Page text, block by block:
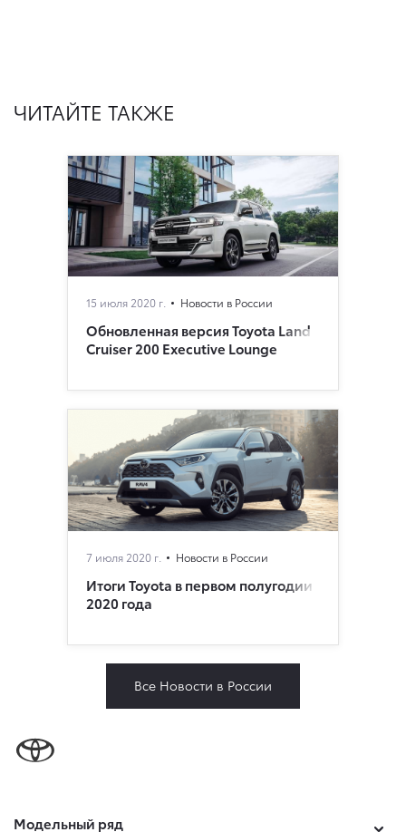
ЧИТАЙТЕ ТАКЖЕ
15 июля 2020 г. Новости в России
Обновленная версия Toyota Land
Cruiser 200 Executive Lounge
7 июля 2020 г. Новости в России
Итоги Toyota в первом полугодии
2020 года
Все Новости в России
Модельный ряд